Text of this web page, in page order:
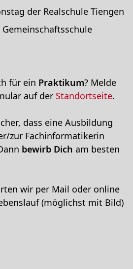
der Realschule Tiengen
für ein Praktikum? Melde
auf der Standortseite.
dass eine Ausbildung
zur Fachinformatikerin
bewirb Dich am besten
wir per Mail oder online
(möglichst mit Bild)